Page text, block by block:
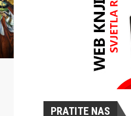
PRATITE NAS